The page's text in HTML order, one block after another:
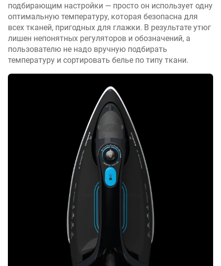
подбирающим настройки — просто он использует одну
оптимальную температуру, которая безопасна для
всех тканей, пригодных для глажки. В результате утюг
лишен непонятных регуляторов и обозначений, а
пользователю не надо вручную подбирать
температуру и сортировать белье по типу ткани.